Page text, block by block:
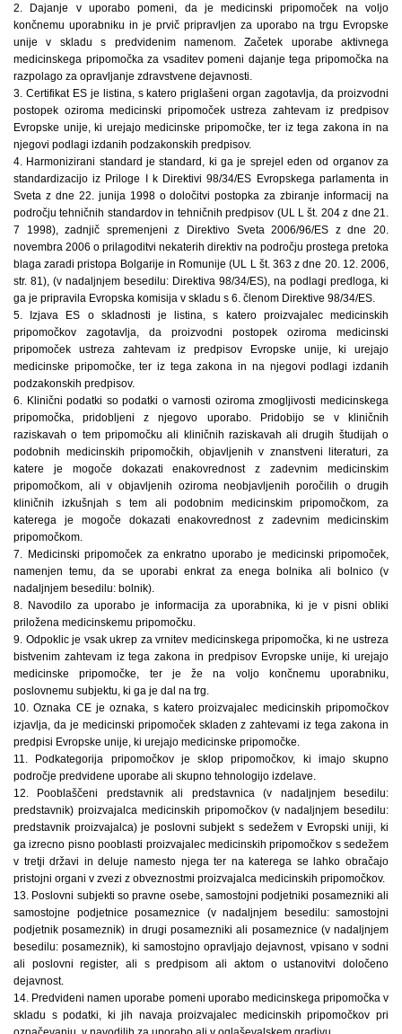
2. Dajanje v uporabo pomeni, da je medicinski pripomoček na voljo
končnemu uporabniku in je prvič pripravljen za uporabo na trgu Evropske
unije v skladu s predvidenim namenom. Začetek uporabe aktivnega
medicinskega pripomočka za vsaditev pomeni dajanje tega pripomočka na
razpolago za opravljanje zdravstvene dejavnosti.
3. Certifikat ES je listina, s katero priglašeni organ zagotavlja, da proizvodni
postopek oziroma medicinski pripomoček ustreza zahtevam iz predpisov
Evropske unije, ki urejajo medicinske pripomočke, ter iz tega zakona in na
njegovi podlagi izdanih podzakonskih predpisov.
4. Harmonizirani standard je standard, ki ga je sprejel eden od organov za
standardizacijo iz Priloge I k Direktivi 98/34/ES Evropskega parlamenta in
Sveta z dne 22. junija 1998 o določitvi postopka za zbiranje informacij na
področju tehničnih standardov in tehničnih predpisov (UL L št. 204 z dne 21.
7 1998), zadnjič spremenjeni z Direktivo Sveta 2006/96/ES z dne 20.
novembra 2006 o prilagoditvi nekaterih direktiv na področju prostega pretoka
blaga zaradi pristopa Bolgarije in Romunije (UL L št. 363 z dne 20. 12. 2006,
str. 81), (v nadaljnjem besedilu: Direktiva 98/34/ES), na podlagi predloga, ki
ga je pripravila Evropska komisija v skladu s 6. členom Direktive 98/34/ES.
5. Izjava ES o skladnosti je listina, s katero proizvajalec medicinskih
pripomočkov zagotavlja, da proizvodni postopek oziroma medicinski
pripomoček ustreza zahtevam iz predpisov Evropske unije, ki urejajo
medicinske pripomočke, ter iz tega zakona in na njegovi podlagi izdanih
podzakonskih predpisov.
6. Klinični podatki so podatki o varnosti oziroma zmogljivosti medicinskega
pripomočka, pridobljeni z njegovo uporabo. Pridobijo se v kliničnih
raziskavah o tem pripomočku ali kliničnih raziskavah ali drugih študijah o
podobnih medicinskih pripomočkih, objavljenih v znanstveni literaturi, za
katere je mogoče dokazati enakovrednost z zadevnim medicinskim
pripomočkom, ali v objavljenih oziroma neobjavljenih poročilih o drugih
kliničnih izkušnjah s tem ali podobnim medicinskim pripomočkom, za
katerega je mogoče dokazati enakovrednost z zadevnim medicinskim
pripomočkom.
7. Medicinski pripomoček za enkratno uporabo je medicinski pripomoček,
namenjen temu, da se uporabi enkrat za enega bolnika ali bolnico (v
nadaljnjem besedilu: bolnik).
8. Navodilo za uporabo je informacija za uporabnika, ki je v pisni obliki
priložena medicinskemu pripomočku.
9. Odpoklic je vsak ukrep za vrnitev medicinskega pripomočka, ki ne ustreza
bistvenim zahtevam iz tega zakona in predpisov Evropske unije, ki urejajo
medicinske pripomočke, ter je že na voljo končnemu uporabniku,
poslovnemu subjektu, ki ga je dal na trg.
10. Oznaka CE je oznaka, s katero proizvajalec medicinskih pripomočkov
izjavlja, da je medicinski pripomoček skladen z zahtevami iz tega zakona in
predpisi Evropske unije, ki urejajo medicinske pripomočke.
11. Podkategorija pripomočkov je sklop pripomočkov, ki imajo skupno
področje predvidene uporabe ali skupno tehnologijo izdelave.
12. Pooblaščeni predstavnik ali predstavnica (v nadaljnjem besedilu:
predstavnik) proizvajalca medicinskih pripomočkov (v nadaljnjem besedilu:
predstavnik proizvajalca) je poslovni subjekt s sedežem v Evropski uniji, ki
ga izrecno pisno pooblasti proizvajalec medicinskih pripomočkov s sedežem
v tretji državi in deluje namesto njega ter na katerega se lahko obračajo
pristojni organi v zvezi z obveznostmi proizvajalca medicinskih pripomočkov.
13. Poslovni subjekti so pravne osebe, samostojni podjetniki posamezniki ali
samostojne podjetnice posameznice (v nadaljnjem besedilu: samostojni
podjetnik posameznik) in drugi posamezniki ali posameznice (v nadaljnjem
besedilu: posameznik), ki samostojno opravljajo dejavnost, vpisano v sodni
ali poslovni register, ali s predpisom ali aktom o ustanovitvi določeno
dejavnost.
14. Predvideni namen uporabe pomeni uporabo medicinskega pripomočka v
skladu s podatki, ki jih navaja proizvajalec medicinskih pripomočkov pri